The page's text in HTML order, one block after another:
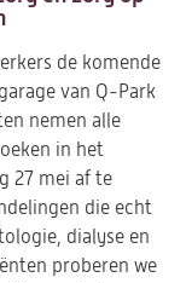
de komende
van Q-Park
nemen alle
in het
27 mei af te
die echt
dialyse en
proberen we